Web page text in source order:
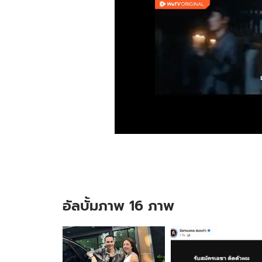
อัลบั้มภาพ 16 ภาพ
อัลบั้ม
ภาพ
16